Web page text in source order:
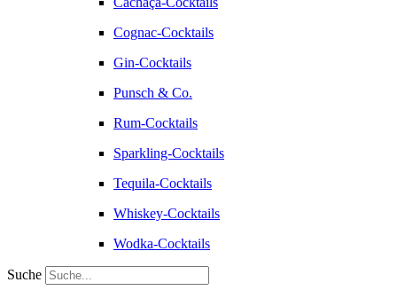
Cognac-Cocktails
Gin-Cocktails
Punsch & Co.
Rum-Cocktails
Sparkling-Cocktails
Tequila-Cocktails
Whiskey-Cocktails
Wodka-Cocktails
Suche